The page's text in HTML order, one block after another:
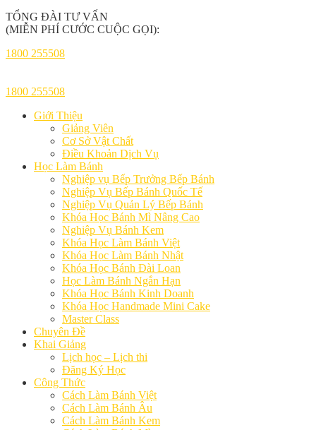
TỔNG ĐÀI TƯ VẤN
(MIỄN PHÍ CƯỚC CUỘC GỌI):
1800 255508
1800 255508
Giới Thiệu
Giảng Viên
Cơ Sở Vật Chất
Điều Khoản Dịch Vụ
Học Làm Bánh
Nghiệp vụ Bếp Trưởng Bếp Bánh
Nghiệp Vụ Bếp Bánh Quốc Tế
Nghiệp Vụ Quản Lý Bếp Bánh
Khóa Học Bánh Mì Nâng Cao
Nghiệp Vụ Bánh Kem
Khóa Học Làm Bánh Việt
Khóa Học Làm Bánh Nhật
Khóa Học Bánh Đài Loan
Học Làm Bánh Ngắn Hạn
Khóa Học Bánh Kinh Doanh
Khóa Học Handmade Mini Cake
Master Class
Chuyên Đề
Khai Giảng
Lịch học – Lịch thi
Đăng Ký Học
Công Thức
Cách Làm Bánh Việt
Cách Làm Bánh Âu
Cách Làm Bánh Kem